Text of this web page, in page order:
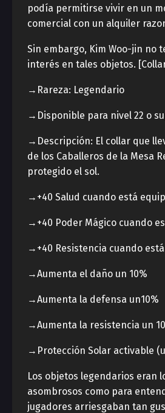
podía permitirse vivir en un
comercial con un alquiler
Sin embargo, Kim Woo-jin no
interés en tales objetos.
→Rareza: Legendario
→Disponible para nivel 22 o
→Descripción: El collar que
de los Caballeros de la Mesa
protegido el sol.
→+40 Salud cuando está
→+40 Poder Mágico cuando
→+40 Resistencia cuando
→Aumenta el daño un 10%
→Aumenta la defensa un10%
→Aumenta la resistencia un
→Protección Solar activable
Los objetos legendarios eran
asombrosos como para
jugadores arriesgaban tan